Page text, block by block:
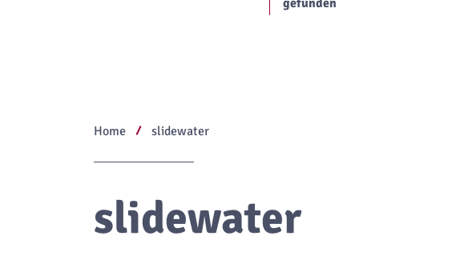
gefunden
Home slidewater
slidewater